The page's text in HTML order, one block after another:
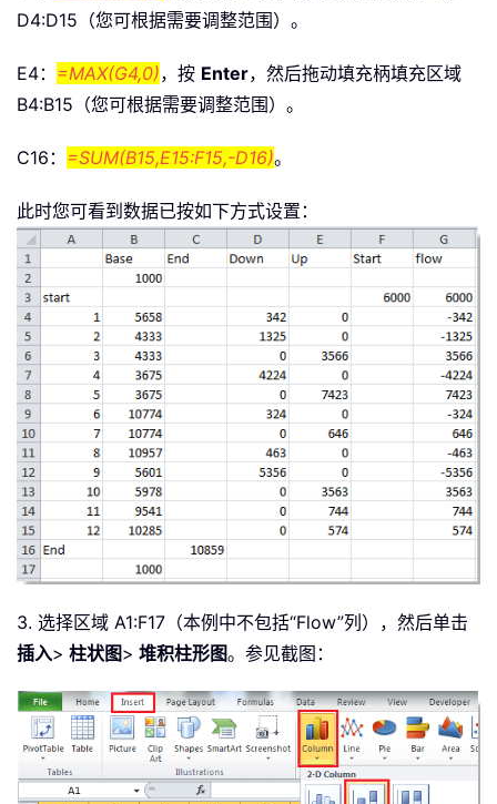
D4:D15（您可根据需要调整范围）。
E4： =MAX(G4,0)，按 Enter，然后拖动填充柄填充区域
B4:B15（您可根据需要调整范围）。
C16： =SUM(B15,E15:F15,-D16)。
此时您可看到数据已按如下方式设置：
3. 选择区域 A1:F17（本例中不包括“Flow”列），然后单击
插入> 柱状图> 堆积柱形图。参见截图：